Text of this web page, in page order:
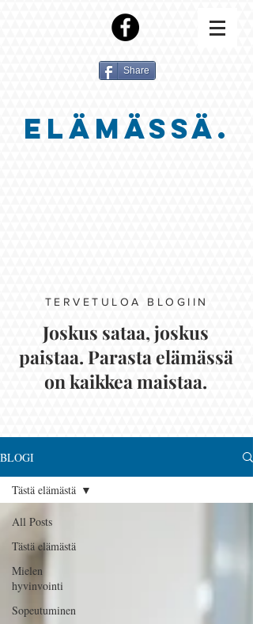
Share
ELÄMÄSSÄ.
TERVETULOA BLOGIIN
Joskus sataa, joskus
paistaa. Parasta elämässä
on kaikkea maistaa.
BLOGI
All Posts
Tästä elämästä
Mielen
hyvinvointi
Sopeutuminen
Tästä elämästä